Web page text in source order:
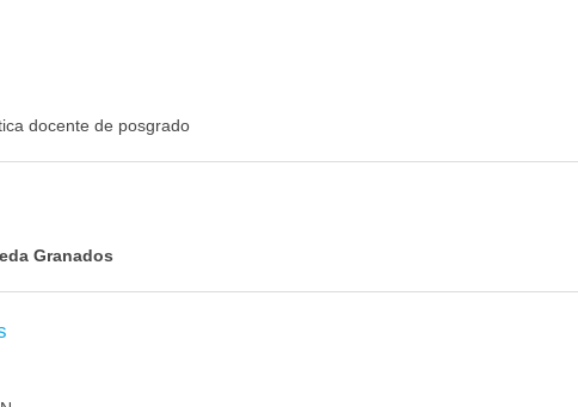
docente de posgrado
Granados